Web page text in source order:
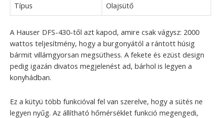
Típus
Olajsütő
A Hauser DFS-430-től azt kapod, amire csak vágysz: 2000
wattos teljesítmény, hogy a burgonyától a rántott húsig
bármit villámgyorsan megsüthess. A fekete és ezüst design
pedig igazán divatos megjelenést ad, bárhol is legyen a
konyhádban.
Ez a kütyü több funkcióval fel van szerelve, hogy a sütés ne
legyen nyűg. Az állítható hőmérséklet funkció megengedi,